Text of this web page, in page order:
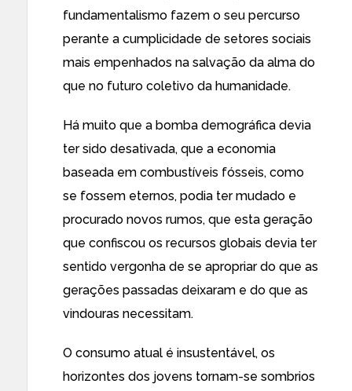
fundamentalismo fazem o seu percurso
perante a cumplicidade de setores sociais
mais empenhados na salvação da alma do
que no futuro coletivo da humanidade.
Há muito que a bomba demográfica devia
ter sido desativada, que a economia
baseada em combustíveis fósseis, como
se fossem eternos, podia ter mudado e
procurado novos rumos, que esta geração
que confiscou os recursos globais devia ter
sentido vergonha de se apropriar do que as
gerações passadas deixaram e do que as
vindouras necessitam.
O consumo atual é insustentável, os
horizontes dos jovens tornam-se sombrios